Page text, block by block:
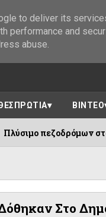
ΒΙΝΤΕΟ
στο κέντρο των
Στο
to deliver its
performance and
abuse.